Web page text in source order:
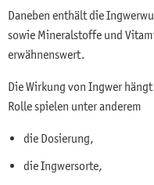
Daneben enthält die
sowie Mineralstoffe und
erwähnenswert.
Die Wirkung von Ingwer
Rolle spielen unter anderem
die Dosierung,
die Ingwersorte,